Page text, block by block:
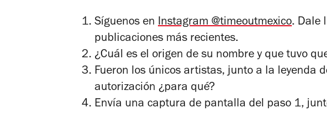
Síguenos en Instagram @timeoutmexico. Dale
publicaciones más recientes.
¿Cuál es el origen de su nombre y que tuvo
Fueron los únicos artistas, junto a la leyenda
autorización ¿para qué?
Envía una captura de pantalla del paso 1,